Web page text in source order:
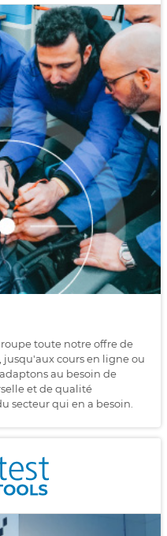
toute notre offre de
jusqu'aux cours en ligne ou
au besoin de
et de qualité
secteur qui en a besoin.